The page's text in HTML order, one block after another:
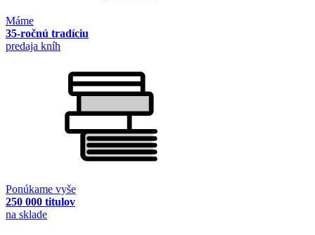
Máme
35-ročnú tradíciu
predaja kníh
Ponúkame vyše
250 000 titulov
na sklade